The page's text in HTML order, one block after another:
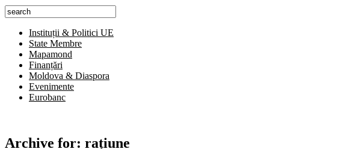
Instituții & Politici UE
State Membre
Mapamond
Finanțări
Moldova & Diaspora
Evenimente
Eurobanc
Archive for: rațiune